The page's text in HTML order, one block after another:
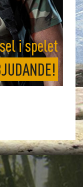
i spelet